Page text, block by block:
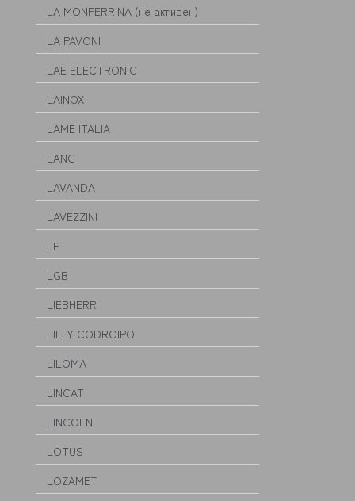
LA MONFERRINA (не активен)
LA PAVONI
LAE ELECTRONIC
LAINOX
LAME ITALIA
LANG
LAVANDA
LAVEZZINI
LF
LGB
LIEBHERR
LILLY CODROIPO
LILOMA
LINCAT
LINCOLN
LOTUS
LOZAMET